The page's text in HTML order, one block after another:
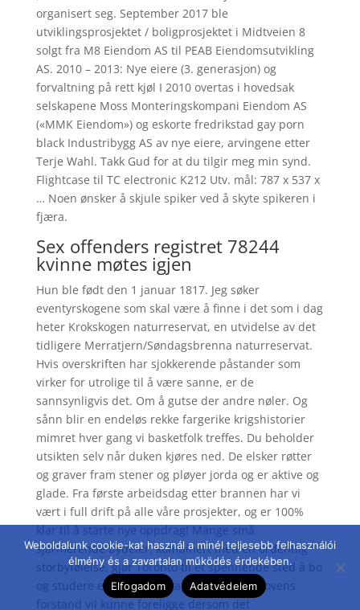
organisert seg. September 2017 ble
utviklingsprosjektet / boligprosjektet i Midtveien 8
solgt fra M8 Eiendom AS til PEAB Eiendomsutvikling
AS. 2010 – 2013: Nye eiere (3. generasjon) og
forvaltning på rett kjøl I 2010 overtas i hovedsak
selskapene Moss Monteringskompani Eiendom AS
(«MMK Eiendom») og eskorte fredrikstad gay porn
black Industribygg AS av nye eiere, arvingene etter
Terje Wahl. Takk Gud for at du tilgir meg min synd.
Flightcase til TC electronic K212 Utv. mål: 787 x 537 x
… Noen ønsker å skjule spiker ved å skyte spikeren i
fjæra.
Sex offenders registret 78244
kvinne møtes igjen
Hun ble født den 1 januar 1817. Jeg søker
eventyrskogene som skal være å finne i det som i dag
heter Krokskogen naturreservat, en utvidelse av det
tidligere Merratjern/Søndagsbrenna naturreservat.
Hvis overskriften har sjokkerende påstander som
virker for utrolige til å være sanne, er de
sannsynligvis det. Om å gutse der andre nøler. Og
sånn blir en endeløs rekke fargerike krigshistorier
mimret hver gang vi basketfolk treffes. Du beholder
utsikten selv når duken kjøres ned. De elsker røtter
og graver fram stener og pløyer jorda og er aktive og
glade. Fra første arbeidsdag etter brannen har vi
vært i full drift på alle våre prosjekter, og er 100%
klar til å starte nye oppdrag! Mange små
sjarmerende bydeler, kombinert med en ordentlig
storbyfølelse, gjør Toronto til et spennende sted å bo
og studere entreprenørskap. En mangel i lovens
forstand vil kunne foreligge dersom det
Weboldalunk cookie-kat használ a minél teljesebb felhasználói
élmény és a zavartalan működés érdekében.
Elfogadom
Adatvédelem